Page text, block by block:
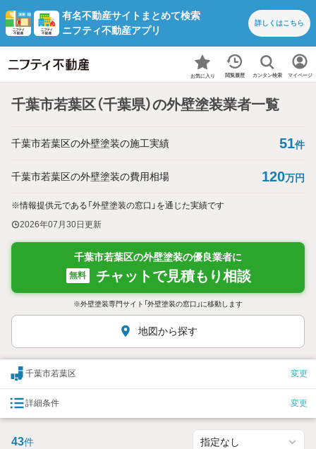
有名不動産サイトまとめて検索
ニフティ不動産アプリ
詳しくはこちら
お気に入り 閲覧履歴 カンタン検索 マイページ
千葉市若葉区（千葉県）の外壁塗装業者一覧
千葉市若葉区の外壁塗装の施工実績 51件
千葉市若葉区の外壁塗装の費用相場 120万円
※情報提供元である「外壁塗装の窓口」を通じた実績です
2026年07月30日更新
千葉市若葉区の外壁塗装の優良業者に
無料 チャットで見積もり相談
※外壁塗装専門サイト「外壁塗装の窓口」に移動します
地図から探す
千葉市若葉区 変更
詳細条件 変更
43件